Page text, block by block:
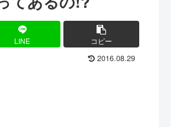
LINE コピー
2016.08.29